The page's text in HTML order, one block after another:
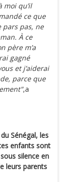
moi qu’il
ce que
pars pas, ne
À ce
père m’a
gagné
et j’aiderai
parce que
,a
Sénégal, les
enfants sont
silence en
leurs parents